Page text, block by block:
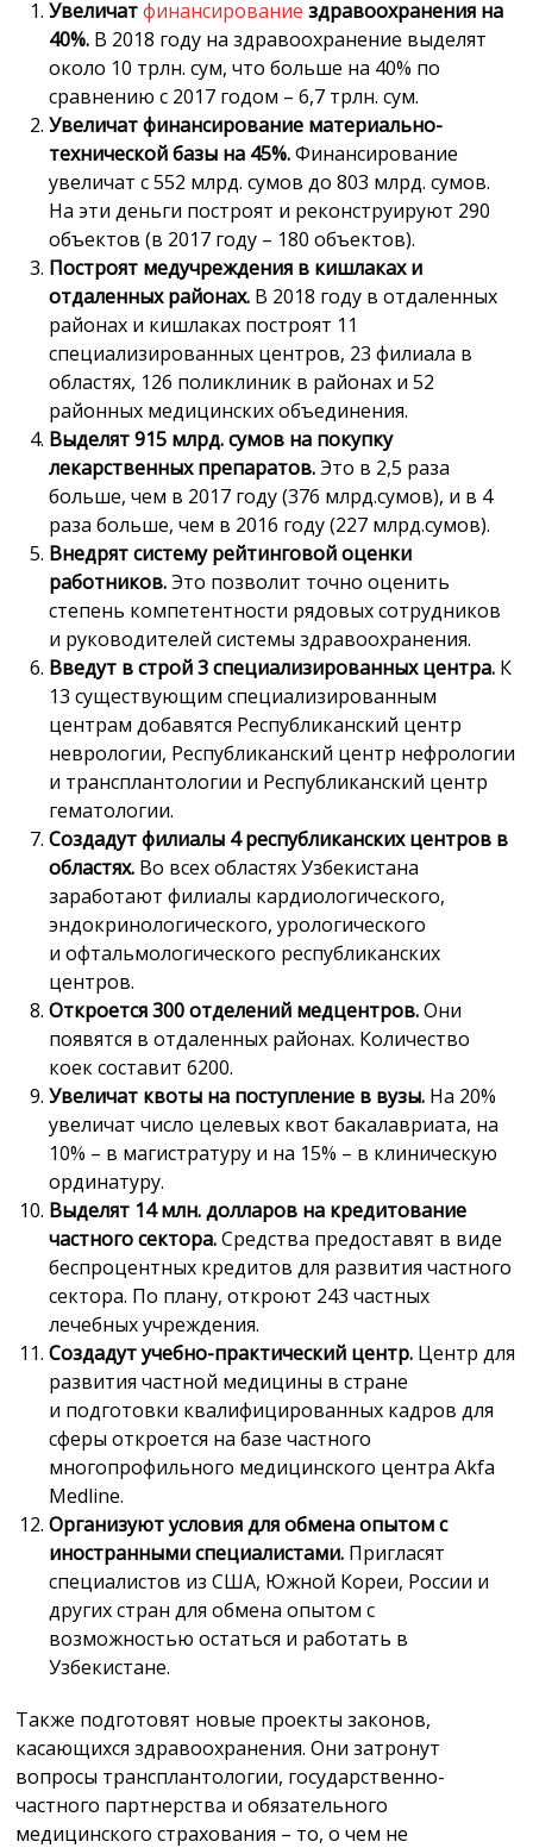
Увеличатфинансирование здравоохранения на
40%. В 2018 году на здравоохранение выделят
около 10 трлн. сум, что больше на 40% по
сравнению с 2017 годом – 6,7 трлн. сум.
Увеличат финансирование материально-
технической базы на 45%.Финансирование
увеличат с 552 млрд. сумов до 803 млрд. сумов.
На эти деньги построят и реконструируют 290
объектов (в 2017 году – 180 объектов).
Построят медучреждения в кишлаках и
отдаленных районах. В 2018 году в отдаленных
районах и кишлаках построят 11
специализированных центров, 23 филиала в
областях, 126 поликлиник в районах и 52
районных медицинских объединения.
Выделят 915 млрд. сумов на покупку
лекарственных препаратов.Это в 2,5 раза
больше, чем в 2017 году (376 млрд.сумов), и в 4
раза больше, чем в 2016 году (227 млрд.сумов).
Внедрят систему рейтинговой оценки
работников.Это позволит точно оценить
степень компетентности рядовых сотрудников
и руководителей системы здравоохранения.
Введут в строй 3 специализированных центра. К
13 существующим специализированным
центрам добавятся Республиканский центр
неврологии, Республиканский центр нефрологии
и трансплантологии и Республиканский центр
гематологии.
Создадут филиалы 4 республиканских центров в
областях. Во всех областях Узбекистана
заработают филиалы кардиологического,
эндокринологического, урологического
и офтальмологического республиканских
центров.
Откроется 300 отделений медцентров.Они
появятся в отдаленных районах. Количество
коек составит 6200.
Увеличат квоты на поступление в вузы. На 20%
увеличат число целевых квот бакалавриата, на
10% – в магистратуру и на 15% – в клиническую
ординатуру.
Выделят 14 млн. долларов на кредитование
частного сектора.Средства предоставят в виде
беспроцентных кредитов для развития частного
сектора. По плану, откроют 243 частных
лечебных учреждения.
Создадут учебно-практический центр. Центр для
развития частной медицины в стране
и подготовки квалифицированных кадров для
сферы откроется на базе частного
многопрофильного медицинского центра Akfa
Medline.
Организуют условия для обмена опытом с
иностранными специалистами. Пригласят
специалистов из США, Южной Кореи, России и
других стран для обмена опытом с
возможностью остаться и работать в
Узбекистане.
Также подготовят новые проекты законов,
касающихся здравоохранения. Они затронут
вопросы трансплантологии, государственно-
частного партнерства и обязательного
медицинского страхования – то, о чем не